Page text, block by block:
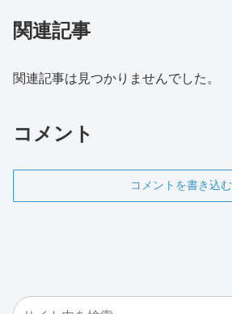
関連記事
関連記事は見つかりませんでした。
コメント
コメントを書き込む